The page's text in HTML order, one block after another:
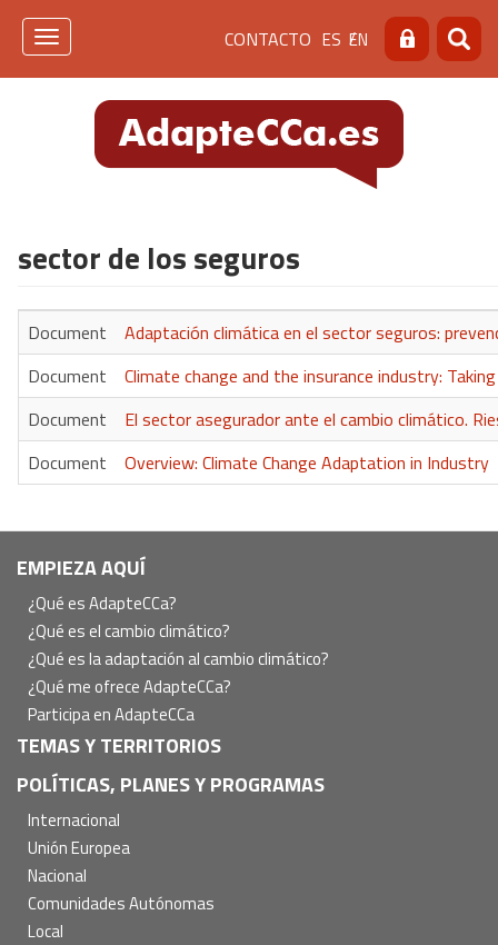
Pasar
Menú
de
cabecera
[contacto]
CONTACTO ES EN Buscar
Toggle
sector de los seguros
Document
Adaptación climática en el sector seguros:
Document
Climate change and the insurance industry:
Document
El sector asegurador ante el cambio climático.
Document
Overview: Climate Change Adaptation in Industry
Navegación
principal
EMPIEZA AQUÍ
¿Qué es AdapteCCa?
¿Qué es el cambio climático?
¿Qué es la adaptación al cambio climático?
¿Qué me ofrece AdapteCCa?
Participa en AdapteCCa
TEMAS Y TERRITORIOS
POLÍTICAS, PLANES Y PROGRAMAS
Internacional
Unión Europea
Nacional
Comunidades Autónomas
Local